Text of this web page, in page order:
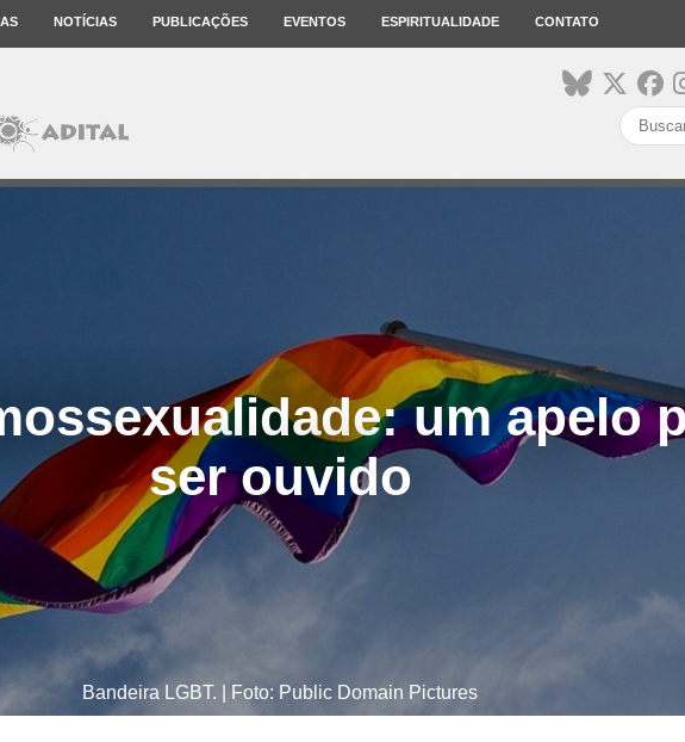
NOTÍCIAS PUBLICAÇÕES EVENTOS ESPIRITUALIDADE CONTATO
um apelo
ser ouvido
Bandeira LGBT. | Foto: Public Domain Pictures